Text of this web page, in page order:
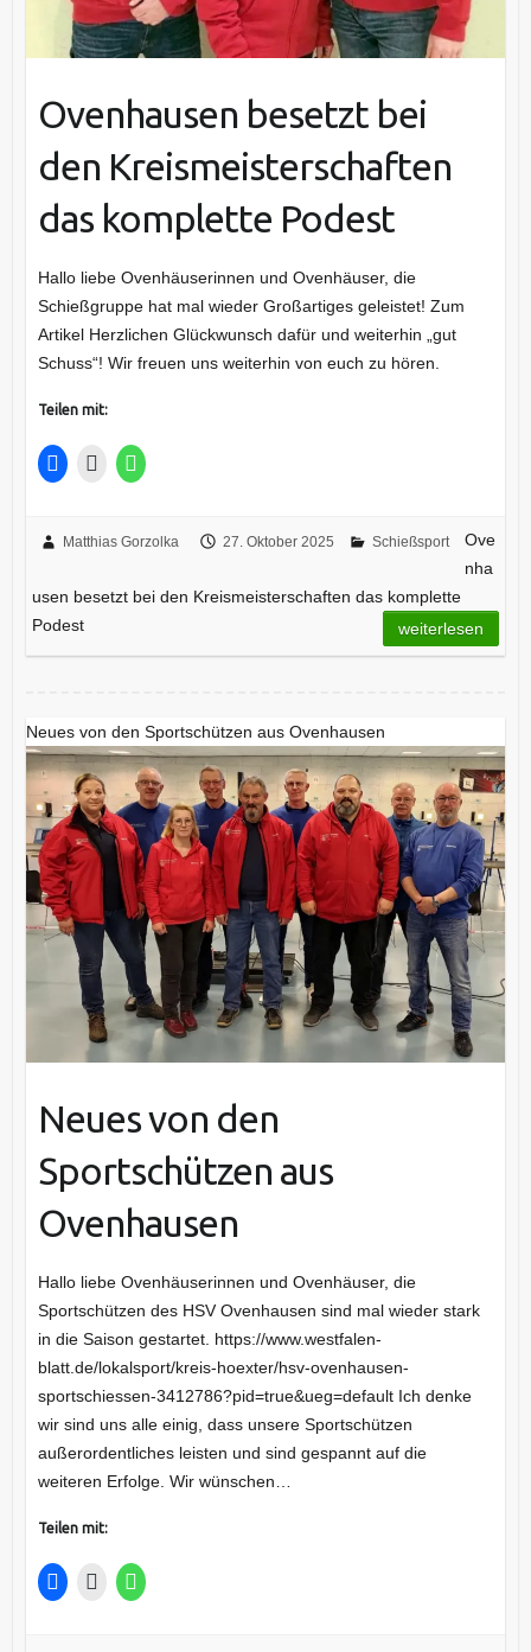
Ovenhausen besetzt bei
den Kreismeisterschaften
das komplette Podest
Hallo liebe Ovenhäuserinnen und Ovenhäuser, die
Schießgruppe hat mal wieder Großartiges geleistet! Zum
Artikel Herzlichen Glückwunsch dafür und weiterhin „gut
Schuss“! Wir freuen uns weiterhin von euch zu hören.
Teilen mit:
Matthias Gorzolka 27. Oktober 2025 Schießsport
Ove
nha
usen besetzt bei den Kreismeisterschaften das komplette
Podest
weiterlesen
Neues von den Sportschützen aus Ovenhausen
Neues von den
Sportschützen aus
Ovenhausen
Hallo liebe Ovenhäuserinnen und Ovenhäuser, die
Sportschützen des HSV Ovenhausen sind mal wieder stark
in die Saison gestartet. https://www.westfalen-
blatt.de/lokalsport/kreis-hoexter/hsv-ovenhausen-
sportschiessen-3412786?pid=true&ueg=default Ich denke
wir sind uns alle einig, dass unsere Sportschützen
außerordentliches leisten und sind gespannt auf die
weiteren Erfolge. Wir wünschen…
Teilen mit: